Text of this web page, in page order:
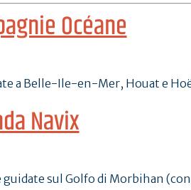
Océane
a Belle-Ile-en-Mer, Houat e
Navix
guidate sul Golfo di Morbihan